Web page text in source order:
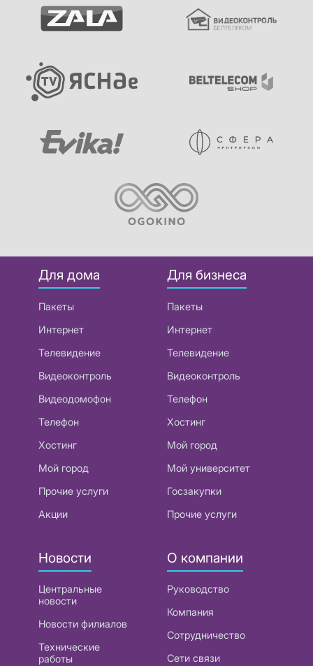
Для дома
Пакеты
Интернет
Телевидение
Видеоконтроль
Видеодомофон
Телефон
Хостинг
Мой город
Прочие услуги
Акции
Для бизнеса
Пакеты
Интернет
Телевидение
Видеоконтроль
Телефон
Хостинг
Мой город
Мой университет
Госзакупки
Прочие услуги
Новости
Центральные
новости
Новости филиалов
Технические
работы
О компании
Руководство
Компания
Сотрудничество
Сети связи